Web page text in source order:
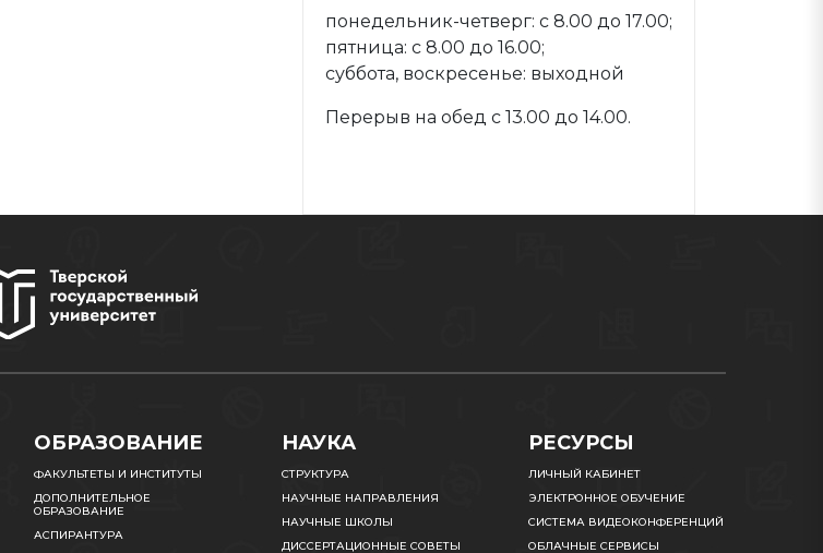
понедельник-четверг: с 8.00 до 17.00;
пятница: с 8.00 до 16.00;
суббота, воскресенье: выходной
Перерыв на обед с 13.00 до 14.00.
ОБРАЗОВАНИЕ
ФАКУЛЬТЕТЫ И ИНСТИТУТЫ
ДОПОЛНИТЕЛЬНОЕ
ОБРАЗОВАНИЕ
АСПИРАНТУРА
НАУКА
СТРУКТУРА
НАУЧНЫЕ НАПРАВЛЕНИЯ
НАУЧНЫЕ ШКОЛЫ
ДИССЕРТАЦИОННЫЕ СОВЕТЫ
РЕСУРСЫ
ЛИЧНЫЙ КАБИНЕТ
ЭЛЕКТРОННОЕ ОБУЧЕНИЕ
СИСТЕМА ВИДЕОКОНФЕРЕНЦИЙ
ОБЛАЧНЫЕ СЕРВИСЫ